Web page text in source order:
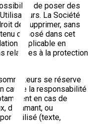
de poser des
La Société
de supprimer, sans
déposé dans cet
applicable en
relatives à la protection
se réserve
cause la responsabilité
en cas de
diffamant, ou
utilisé (texte,